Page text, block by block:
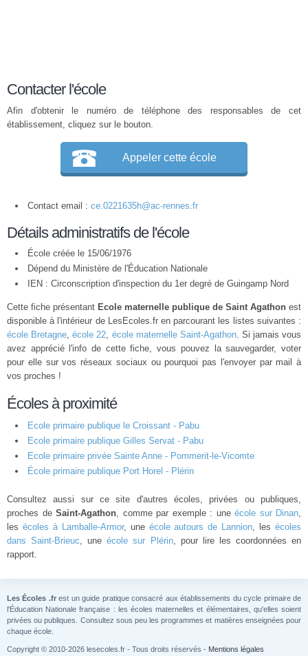
Contacter l'école
Afin d'obtenir le numéro de téléphone des responsables de cet
établissement, cliquez sur le bouton.
Appeler cette école
Contact email : ce.0221635h@ac-rennes.fr
Détails administratifs de l'école
École créée le 15/06/1976
Dépend du Ministère de l'Éducation Nationale
IEN : Circonscription d'inspection du 1er degré de Guingamp Nord
Cette fiche présentant Ecole maternelle publique de Saint Agathon est
disponible à l'intérieur de LesEcoles.fr en parcourant les listes suivantes :
école Bretagne,école 22, école maternelle Saint-Agathon. Si jamais vous
avez apprécié l'info de cette fiche, vous pouvez la sauvegarder, voter
pour elle sur vos réseaux sociaux ou pourquoi pas l'envoyer par mail à
vos proches !
Écoles à proximité
Ecole primaire publique le Croissant - Pabu
Ecole primaire publique Gilles Servat - Pabu
Ecole primaire privée Sainte Anne - Pommerit-le-Vicomte
École primaire publique Port Horel - Plérin
Consultez aussi sur ce site d'autres écoles, privées ou publiques,
proches de Saint-Agathon, comme par exemple : une école sur Dinan,
les écoles à Lamballe-Armor, une école autours de Lannion, lesécoles
dans Saint-Brieuc, uneécole sur Plérin, pour lire les coordonnées en
rapport.
Les Écoles .frest un guide pratique consacré aux établissements du cycle primaire de
l'Éducation Nationale française : les écoles maternelles et élémentaires, qu'elles soient
privées ou publiques. Consultez sous peu les programmes et matières enseignées pour
chaque école.
Copyright © 2010-2026 lesecoles.fr - Tous droits réservés - Mentions légales